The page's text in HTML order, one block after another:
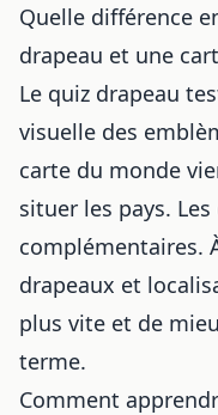
Quelle différence
drapeau et une
Le quiz drapeau
visuelle des
carte du monde
situer les pays.
complémentaires.
drapeaux et
plus vite et de
terme.
Comment